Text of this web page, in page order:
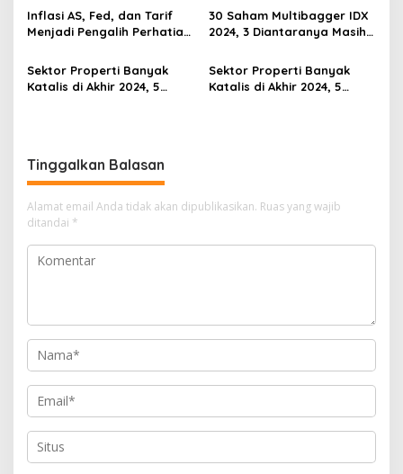
Prospeknya
Multibagger?
Inflasi AS, Fed, dan Tarif
Menjadi Pengalih Perhatian
Keuangan
30 Saham Multibagger IDX
2024, 3 Diantaranya Masih
Sektor Properti Banyak
Katalis di Akhir 2024, 5
Sektor Properti Banyak
Katalis di Akhir 2024, 5
Tinggalkan Balasan
Alamat email Anda tidak akan dipublikasikan. Ruas yang wajib
ditandai *